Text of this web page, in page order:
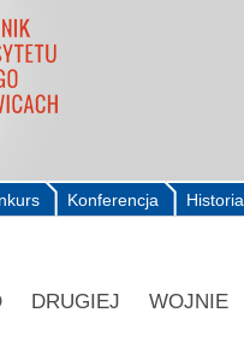
Historia
Konferencja
DRUGIEJ WOJNIE